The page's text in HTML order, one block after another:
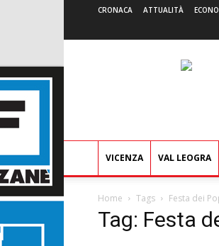
CRONACA ATTUALITÀ
VICENZA VAL LEOGRA
Home Tags Festa dei
Tag: Festa